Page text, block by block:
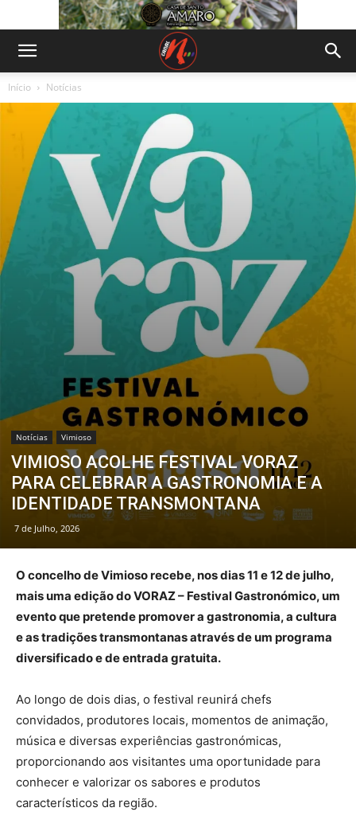
Início Notícias
Notícias Vimioso
VIMIOSO ACOLHE FESTIVAL VORAZ
PARA CELEBRAR A GASTRONOMIA E A
IDENTIDADE TRANSMONTANA
7 de Julho, 2026
O concelho de Vimioso recebe, nos dias 11 e 12 de julho,
mais uma edição do VORAZ – Festival Gastronómico, um
evento que pretende promover a gastronomia, a cultura
e as tradições transmontanas através de um programa
diversificado e de entrada gratuita.
Ao longo de dois dias, o festival reunirá chefs
convidados, produtores locais, momentos de animação,
música e diversas experiências gastronómicas,
proporcionando aos visitantes uma oportunidade para
conhecer e valorizar os sabores e produtos
característicos da região.